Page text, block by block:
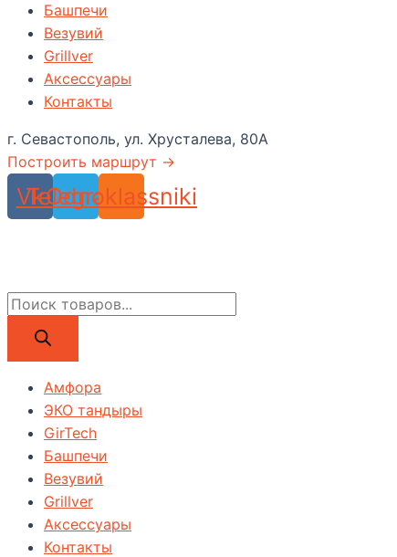
Башпечи
Везувий
Grillver
Аксессуары
Контакты
г. Севастополь, ул. Хрусталева, 80А
Построить маршрут →
Vk
Telegram
Odnoklassniki
Поиск
товаров
Амфора
ЭКО тандыры
GirTech
Башпечи
Везувий
Grillver
Аксессуары
Контакты